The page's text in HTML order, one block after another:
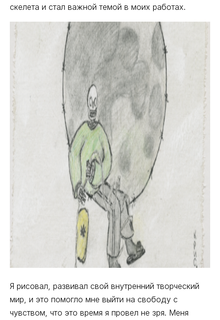
скелета и стал важной темой в моих работах.
Я рисовал, развивал свой внутренний творческий
мир, и это помогло мне выйти на свободу с
чувством, что это время я провел не зря. Меня